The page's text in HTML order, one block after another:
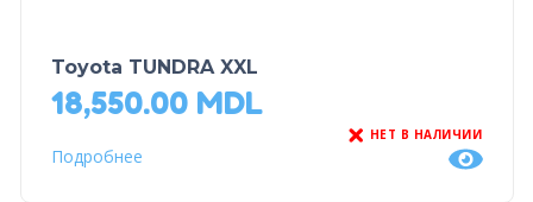
Toyota TUNDRA XXL
18,550.00 MDL
НЕТ В НАЛИЧИИ
Подробнее